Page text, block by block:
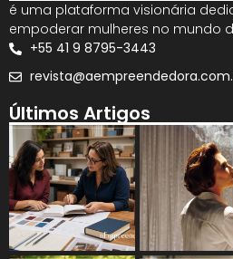
é uma plataforma visionária
empoderar mulheres no mundo
+55 41 9 8795-3443
Últimos Artigos